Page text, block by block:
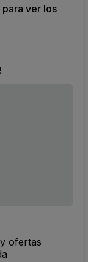
ver los
ofertas